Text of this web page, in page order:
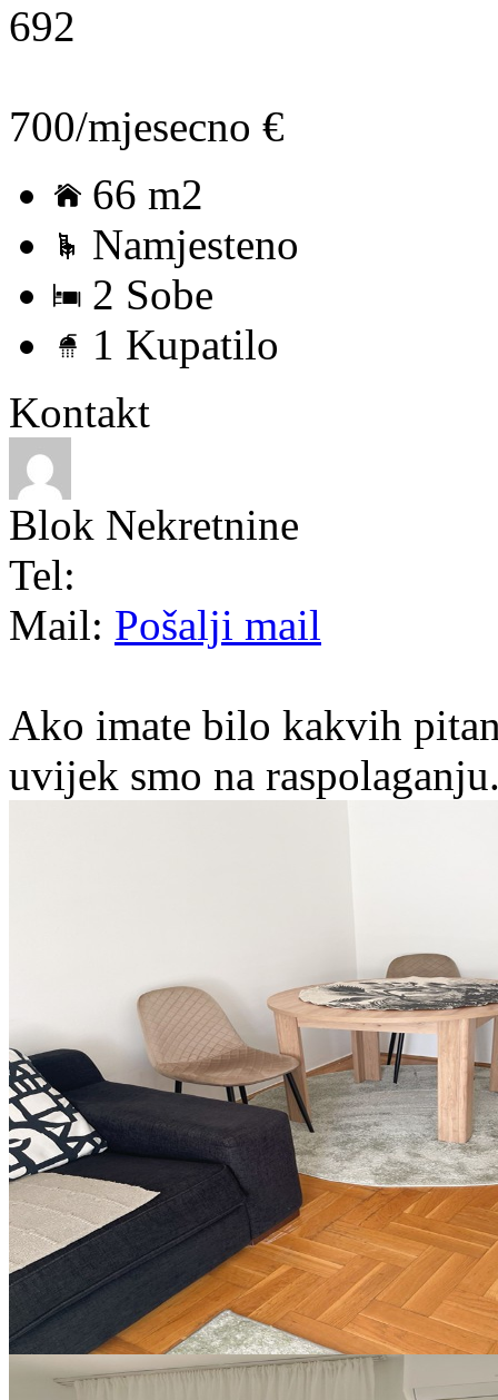
692
700/mjesecno €
66 m2
Namjesteno
2 Sobe
1 Kupatilo
Kontakt
Blok Nekretnine
Tel:
Mail: Pošalji mail
Ako imate bilo kakvih
uvijek smo na